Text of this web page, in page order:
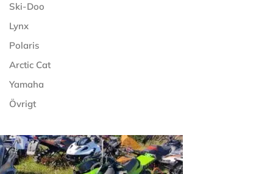
Ski-Doo
Lynx
Polaris
Arctic Cat
Yamaha
Övrigt